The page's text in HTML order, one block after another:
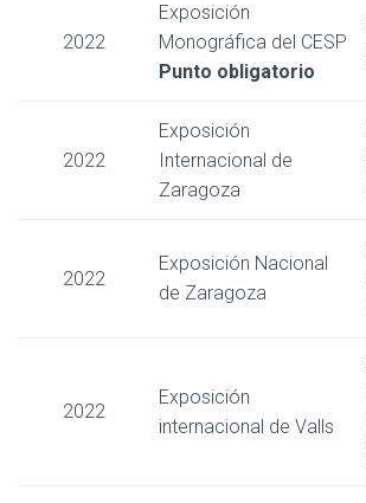
2022
Exposición
Monográfica del CESP
Punto obligatorio
2022
Exposición
Internacional de
Zaragoza
2022
Exposición Nacional
de Zaragoza
2022
Exposición
internacional de Valls